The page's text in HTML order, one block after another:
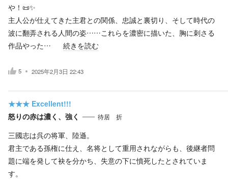
や！📜✨
主人公が仕えてきた主君との関係、忠誠と裏切り、そして時代の
波に翻弄される人間の姿……これらを濃密に描いた、胸に刺さる
作品やった…
続きを読む
5 2025年2月3日 22:43
★★★ Excellent!!!
怒りの赤は濃く、強く
待居 折
三國志は呉の将軍、陸遜。
君主である孫権に仕え、名将として重用されながらも、後継者問
題に端を発して袂を分かち、失意の下に憤死したとされていま
す。